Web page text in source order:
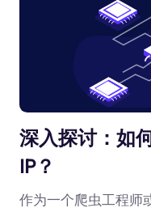
深入探讨：如
IP？
作为一个爬虫工程师